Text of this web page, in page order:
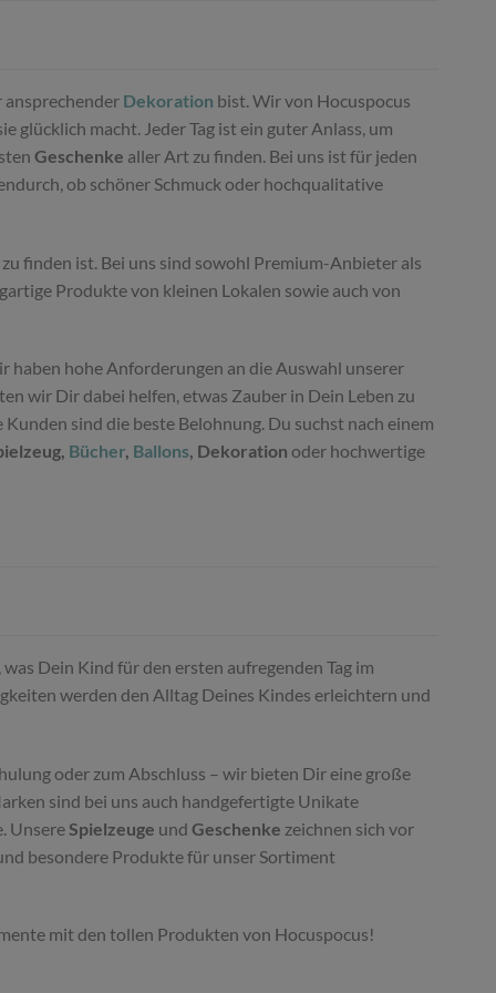
Dekoration bist. Wir von Hocuspocus
glücklich macht. Jeder Tag ist ein guter Anlass, um
Geschenke aller Art zu finden. Bei uns ist für jeden
ob schöner Schmuck oder hochqualitative
finden ist. Bei uns sind sowohl Premium-Anbieter als
Produkte von kleinen Lokalen sowie auch von
haben hohe Anforderungen an die Auswahl unserer
wir Dir dabei helfen, etwas Zauber in Dein Leben zu
sind die beste Belohnung. Du suchst nach einem
Bücher, Ballons, Dekoration oder hochwertige
Dein Kind für den ersten aufregenden Tag im
werden den Alltag Deines Kindes erleichtern und
oder zum Abschluss – wir bieten Dir eine große
sind bei uns auch handgefertigte Unikate
Unsere Spielzeuge und Geschenke zeichnen sich vor
besondere Produkte für unser Sortiment
mit den tollen Produkten von Hocuspocus!